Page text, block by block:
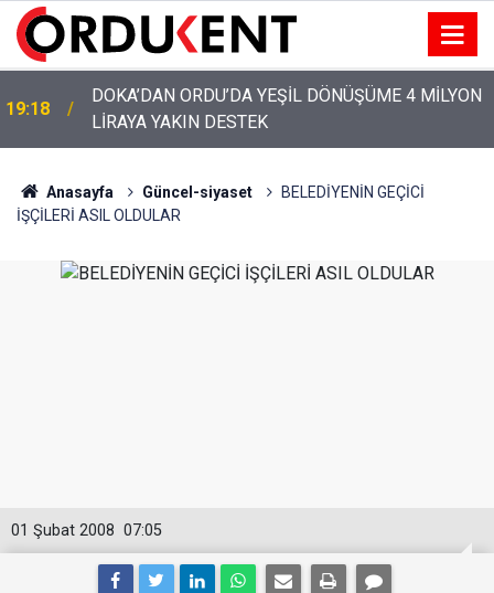
12:46
YENİ PARTİ’NİN ORDU’DAKİ 69 KİŞİLİK KURUCU
KADROSU AÇIKLANDI
Anasayfa Güncel-siyaset
BELEDİYENİN GEÇİCİ
İŞÇİLERİ ASIL OLDULAR
07:05
01 Şubat 2008